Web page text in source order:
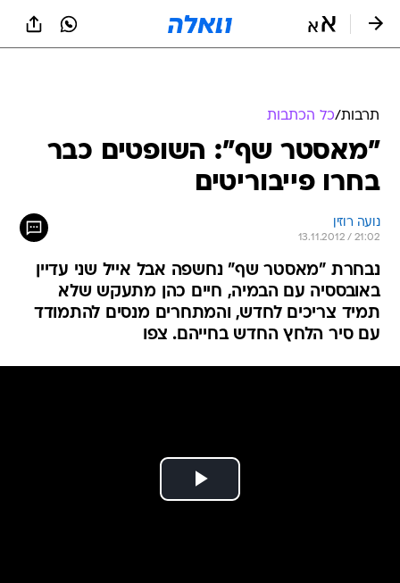
תרבות/כל הכתבות
"מאסטר שף": השופטים כבר
בחרו פייבוריטים
נועה רוזין
13.11.2012 / 21:02
נבחרת "מאסטר שף" נחשפה אבל אייל שני עדיין
באובססיה עם הבמיה, חיים כהן מתעקש שלא
תמיד צריכים לחדש, והמתחרים מנסים להתמודד
עם סיר הלחץ החדש בחייהם. צפו